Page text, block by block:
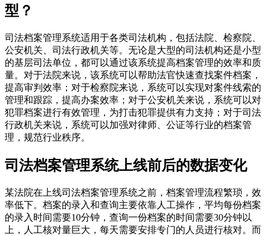
型？
司法档案管理系统适用于各类司法机构，包括法院、检察院、
公安机关、司法行政机关等。无论是大型的司法机构还是小型
的基层司法单位，都可以通过该系统提高档案管理的效率和质
量。对于法院来说，该系统可以帮助法官快速查找案件档案，
提高审判效率；对于检察院来说，系统可以实现对案件线索的
管理和跟踪，提高办案效率；对于公安机关来说，系统可以对
犯罪档案进行有效管理，为打击犯罪提供有力支持；对于司法
行政机关来说，系统可以加强对律师、公证等行业的档案管
理，规范行业秩序。
司法档案管理系统上线前后的数据变化
某法院在上线司法档案管理系统之前，档案管理流程繁琐，效
率低下。档案的录入和查询主要依靠人工操作，平均每份档案
的录入时间需要10分钟，查询一份档案的时间需要30分钟以
上，人工核对量巨大，每天需要安排专门的人员进行核对。而